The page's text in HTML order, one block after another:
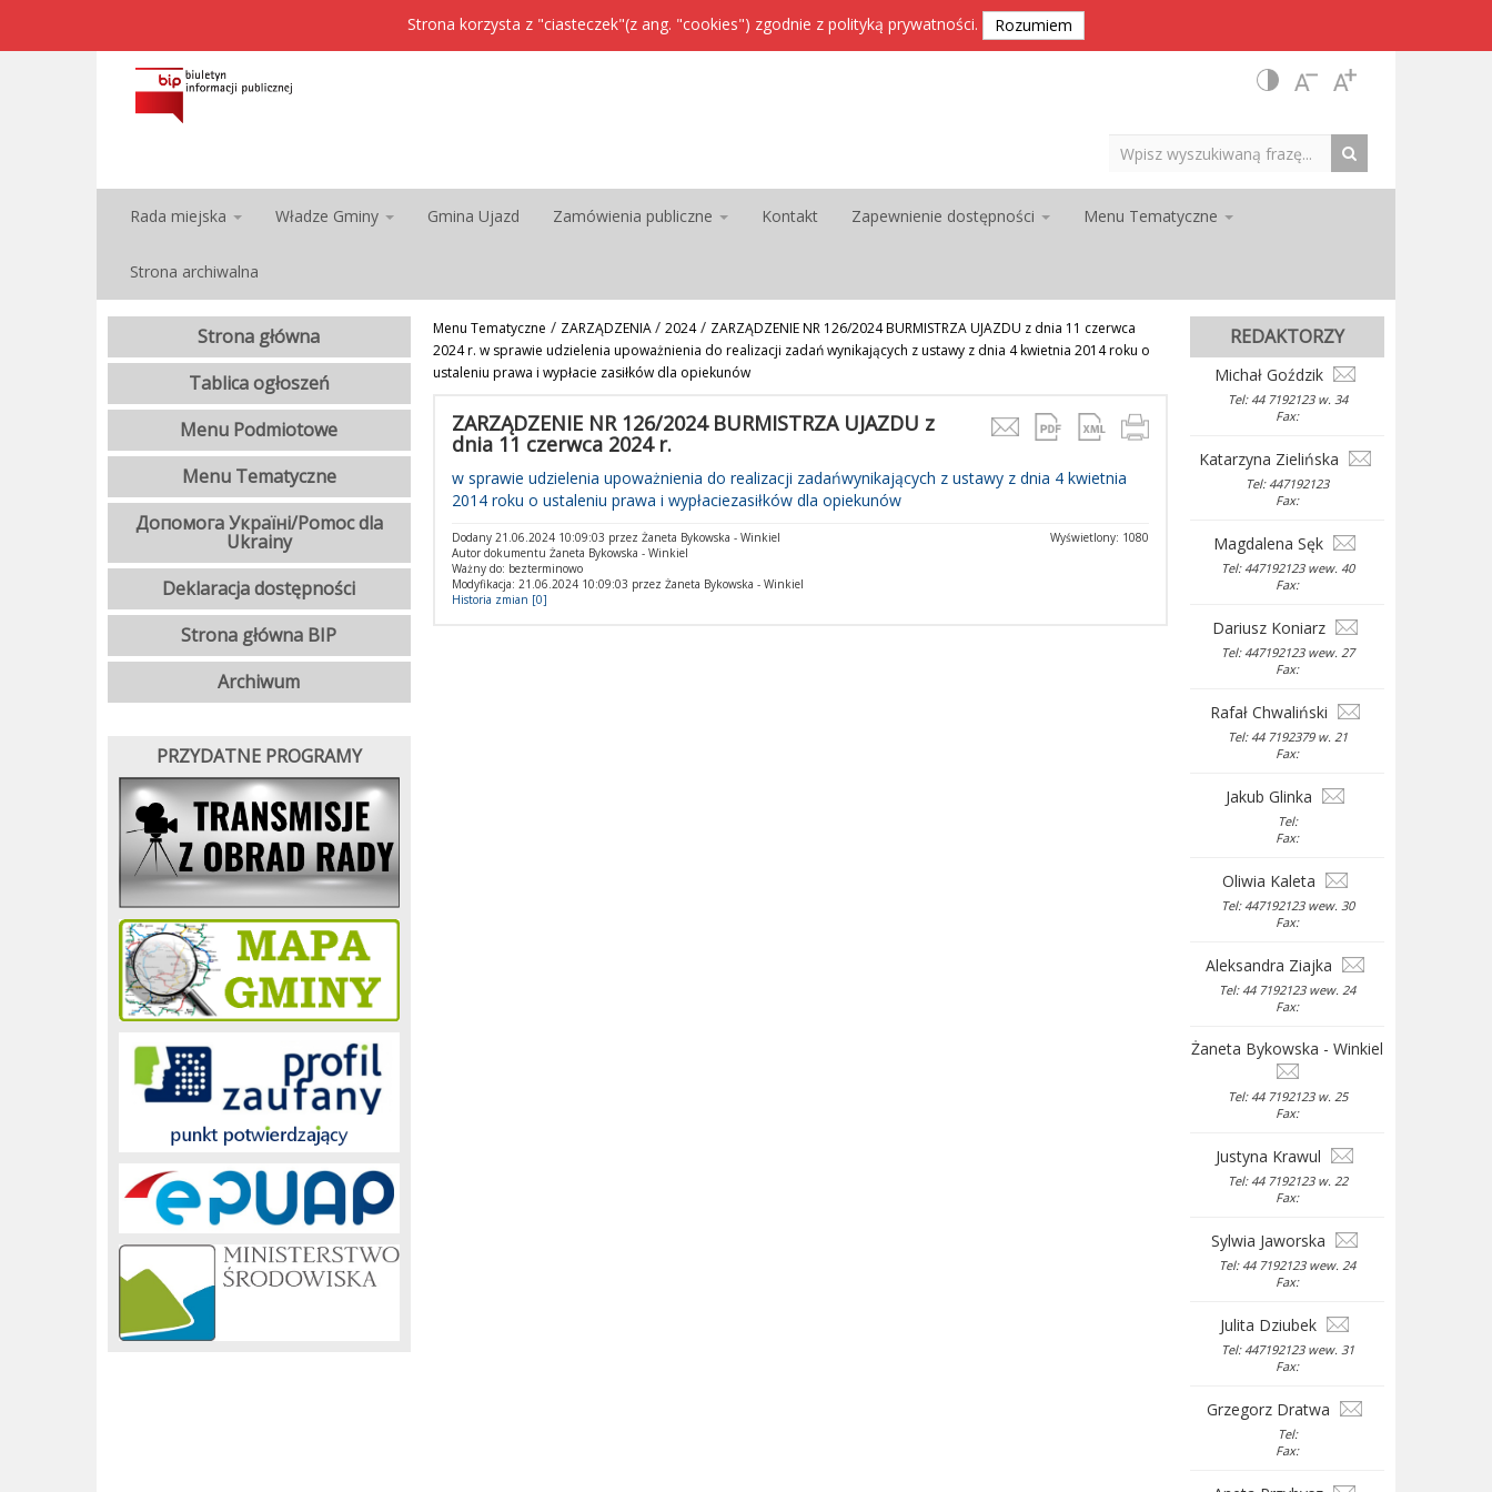
Strona korzysta z "ciasteczek"(z ang. "cookies") zgodnie z polityką prywatności. Rozumiem
Rada miejska Władze Gminy Gmina Ujazd Zamówienia publiczne Kontakt Zapewnienie dostępności Menu Tematyczne
Strona archiwalna
Menu Tematyczne / ZARZĄDZENIA/ 2024/ ZARZĄDZENIE NR 126/2024 BURMISTRZA UJAZDU z dnia 11 czerwca
2024 r. w sprawie udzielenia upoważnienia do realizacji zadań wynikających z ustawy z dnia 4 kwietnia 2014 roku o
ustaleniu prawa i wypłacie zasiłków dla opiekunów
ZARZĄDZENIE NR 126/2024 BURMISTRZA UJAZDU z
dnia 11 czerwca 2024 r.
w sprawie udzielenia upoważnienia do realizacji zadańwynikających z ustawy z dnia 4 kwietnia
2014 roku o ustaleniu prawa i wypłaciezasiłków dla opiekunów
Wyświetlony: 1080
Dodany 21.06.2024 10:09:03 przez Żaneta Bykowska - Winkiel
Autor dokumentu Żaneta Bykowska - Winkiel
Ważny do: bezterminowo
Modyfikacja: 21.06.2024 10:09:03 przez Żaneta Bykowska - Winkiel
Historia zmian [0]
Strona główna
Tablica ogłoszeń
Menu Podmiotowe
Menu Tematyczne
Допомога Україні/Pomoc dla
Ukrainy
Deklaracja dostępności
Strona główna BIP
Archiwum
PRZYDATNE PROGRAMY
REDAKTORZY
Michał Goździk
Tel: 44 7192123 w. 34
Fax:
Katarzyna Zielińska
Tel: 447192123
Fax:
Magdalena Sęk
Tel: 447192123 wew. 40
Fax:
Dariusz Koniarz
Tel: 447192123 wew. 27
Fax:
Rafał Chwaliński
Tel: 44 7192379 w. 21
Fax:
Jakub Glinka
Tel:
Fax:
Oliwia Kaleta
Tel: 447192123 wew. 30
Fax:
Aleksandra Ziajka
Tel: 44 7192123 wew. 24
Fax:
Żaneta Bykowska - Winkiel
Tel: 44 7192123 w. 25
Fax:
Justyna Krawul
Tel: 44 7192123 w. 22
Fax:
Sylwia Jaworska
Tel: 44 7192123 wew. 24
Fax:
Julita Dziubek
Tel: 447192123 wew. 31
Fax:
Grzegorz Dratwa
Tel:
Fax: